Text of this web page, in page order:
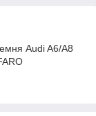
Audi A6/A8